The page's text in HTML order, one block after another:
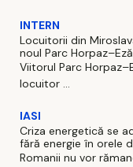
INTERN
Locuitorii din
noul Parc
Viitorul Parc
locuitor ...
IASI
Criza energetică se
fără energie în orele
Romanii nu vor